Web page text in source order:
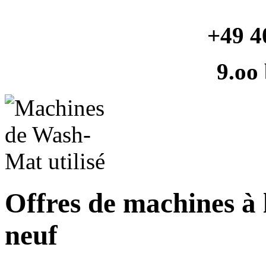
+49
9.oo
Offres de machines
neuf